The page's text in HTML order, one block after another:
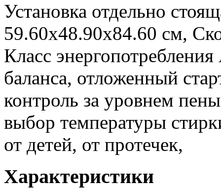
Установка отдельно
59.60х48.90х84.60 см,
Класс
баланса, отложенный
контроль за уровнем
выбор температуры
от детей, от протечек,
Характеристики